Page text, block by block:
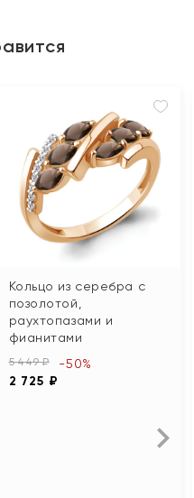
Кольцо из серебра с
позолотой,
раухтопазами и
фианитами
5 449 ₽
2 725 ₽
-50%